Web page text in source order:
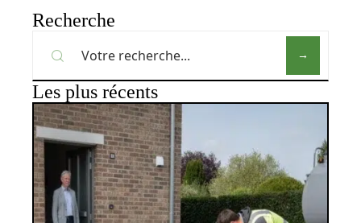
Recherche
Les plus récents